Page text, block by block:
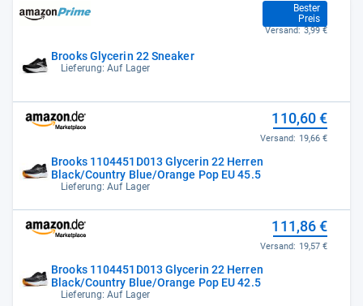
Brooks Glycerin 22 Sneaker
Lieferung: Auf Lager
Bester
Preis
107,96 €
Versand: 3,99 €
Brooks 1104451D013 Glycerin 22 Herren
Black/Country Blue/Orange Pop EU 45.5
Lieferung: Auf Lager
110,60 €
Versand: 19,66 €
Brooks 1104451D013 Glycerin 22 Herren
Black/Country Blue/Orange Pop EU 42.5
Lieferung: Auf Lager
111,86 €
Versand: 19,57 €